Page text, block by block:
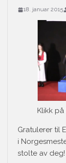
18. januar 2015
Klikk
Gratulerer til
i
stolte av deg!